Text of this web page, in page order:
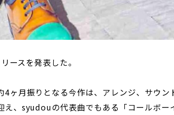
ースを発表した。
4ヶ月振りとなる今作は、アレンジ、サウン
え、syudouの代表曲でもある「コールボー